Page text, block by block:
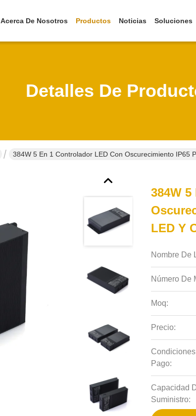
Acerca De Nosotros Productos Noticias Soluciones
Detalles De
384W 5 En 1 Controlador LED Con Oscurecimiento IP65
384W
LED Y
Nombre De
Número De
Moq:
Precio:
Pago:
Capacidad
Suministro: